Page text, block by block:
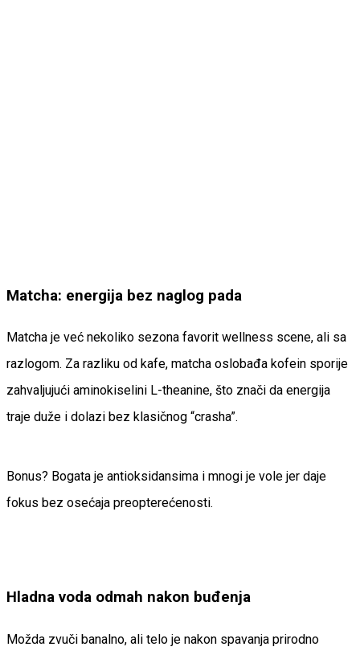
Matcha: energija bez naglog pada
Matcha je već nekoliko sezona favorit wellness scene, ali sa
razlogom. Za razliku od kafe, matcha oslobađa kofein sporije
zahvaljujući aminokiselini L-theanine, što znači da energija
traje duže i dolazi bez klasičnog “crasha”.
Bonus? Bogata je antioksidansima i mnogi je vole jer daje
fokus bez osećaja preopterećenosti.
Hladna voda odmah nakon buđenja
Možda zvuči banalno, ali telo je nakon spavanja prirodno